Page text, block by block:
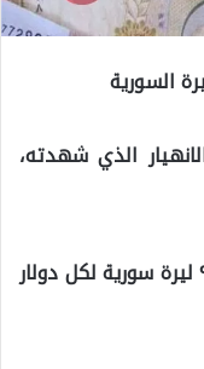
السورية
الذي شهدته،
حيث وصل أعلى ارتفاع للدولار، إلى ٩٨٠ ليرة سورية لكل دولار